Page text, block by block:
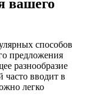
вашего
способов
предложения
разнообразие
вводит в
легко